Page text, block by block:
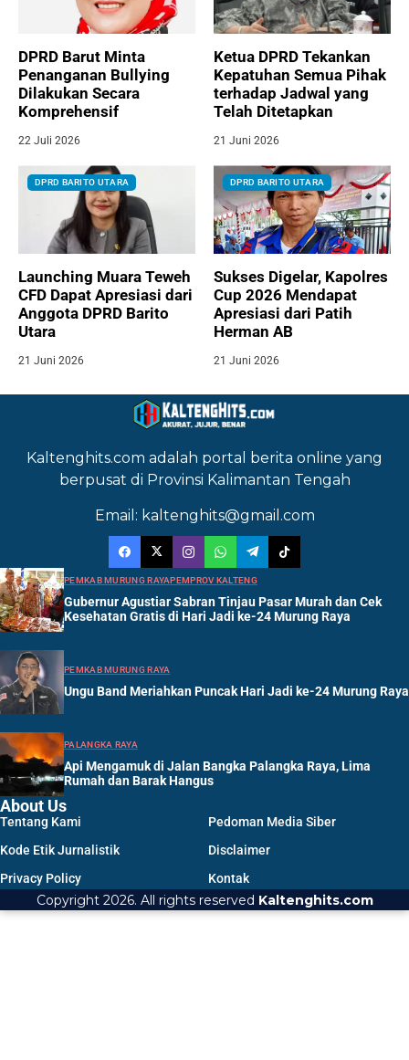
DPRD Barut Minta
Penanganan Bullying
Dilakukan Secara
Komprehensif
22 Juli 2026
Ketua DPRD Tekankan
Kepatuhan Semua Pihak
terhadap Jadwal yang
Telah Ditetapkan
21 Juni 2026
DPRD BARITO UTARA
Launching Muara Teweh
CFD Dapat Apresiasi dari
Anggota DPRD Barito
Utara
21 Juni 2026
DPRD BARITO UTARA
Sukses Digelar, Kapolres
Cup 2026 Mendapat
Apresiasi dari Patih
Herman AB
21 Juni 2026
Kaltenghits.com adalah portal berita online yang
berpusat di Provinsi Kalimantan Tengah
Email: kaltenghits@gmail.com
PEMKAB MURUNG RAYAPEMPROV KALTENG
Gubernur Agustiar Sabran Tinjau Pasar Murah dan Cek
Kesehatan Gratis di Hari Jadi ke-24 Murung Raya
PEMKAB MURUNG RAYA
Ungu Band Meriahkan Puncak Hari Jadi ke-24 Murung Raya
PALANGKA RAYA
Api Mengamuk di Jalan Bangka Palangka Raya, Lima
Rumah dan Barak Hangus
About Us
Tentang Kami
Pedoman Media Siber
Kode Etik Jurnalistik
Disclaimer
Privacy Policy
Kontak
Copyright 2026. All rights reserved Kaltenghits.com